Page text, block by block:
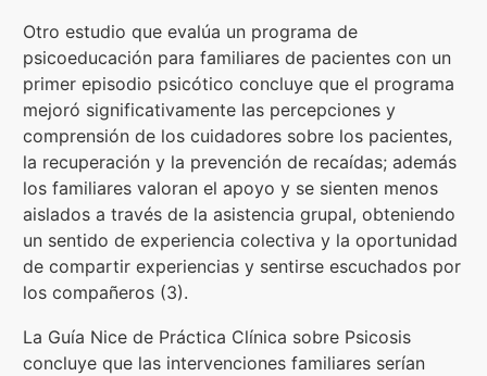
Otro estudio que evalúa un programa de
psicoeducación para familiares de pacientes con un
primer episodio psicótico concluye que el programa
mejoró significativamente las percepciones y
comprensión de los cuidadores sobre los pacientes,
la recuperación y la prevención de recaídas; además
los familiares valoran el apoyo y se sienten menos
aislados a través de la asistencia grupal, obteniendo
un sentido de experiencia colectiva y la oportunidad
de compartir experiencias y sentirse escuchados por
los compañeros (3).
La Guía Nice de Práctica Clínica sobre Psicosis
concluye que las intervenciones familiares serían